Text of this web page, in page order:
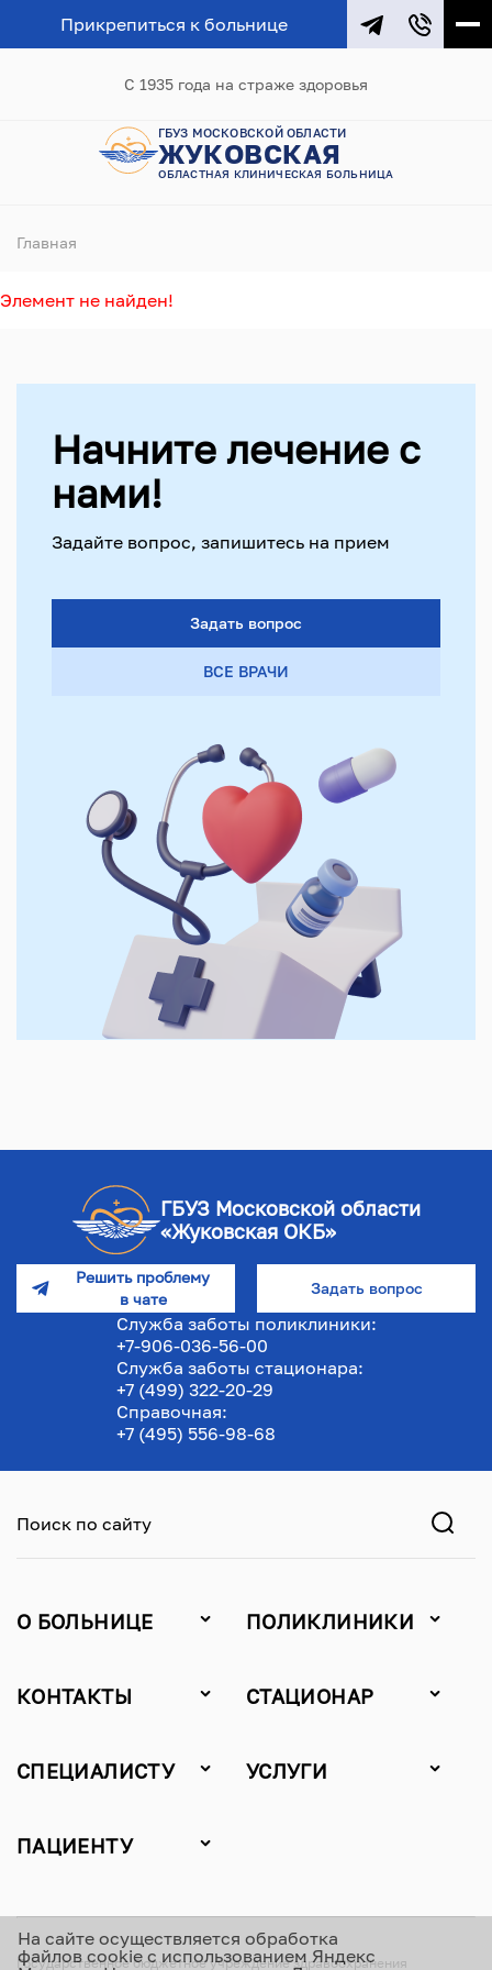
Прикрепиться к больнице
С 1935 года на страже здоровья
ГБУЗ МОСКОВСКОЙ ОБЛАСТИ
ЖУКОВСКАЯ
ОБЛАСТНАЯ КЛИНИЧЕСКАЯ БОЛЬНИЦА
Главная
Элемент не найден!
Начните лечение с
нами!
Задайте вопрос, запишитесь на прием
Задать вопрос
ВСЕ ВРАЧИ
ГБУЗ Московской области
«Жуковская ОКБ»
Решить проблему
в чате
Задать вопрос
Служба заботы поликлиники:
+7-906-036-56-00
Служба заботы стационара:
+7 (499) 322-20-29
Справочная:
+7 (495) 556-98-68
Поиск по сайту
О БОЛЬНИЦЕ ПОЛИКЛИНИКИ
КОНТАКТЫ СТАЦИОНАР
СПЕЦИАЛИСТУ УСЛУГИ
ПАЦИЕНТУ
Государственное бюджетное учреждение здравоохранения
На сайте осуществляется обработка
файлов cookie с использованием Яндекс